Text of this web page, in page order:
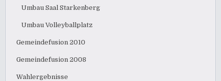
Umbau Saal Starkenberg
Umbau Volleyballplatz
Gemeindefusion 2010
Gemeindefusion 2008
Wahlergebnisse